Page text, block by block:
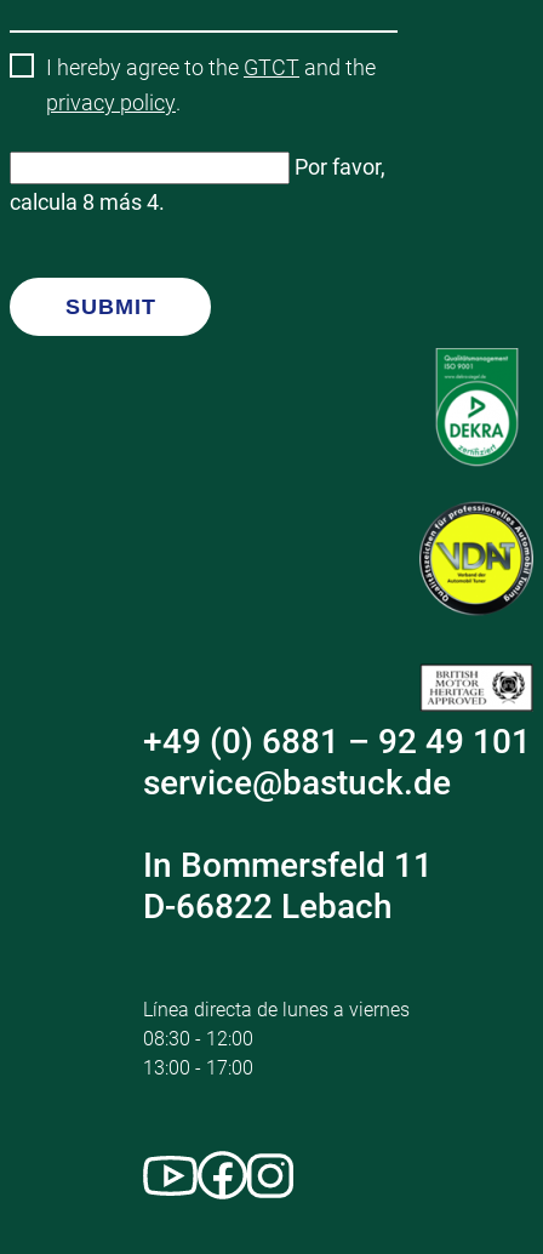
I hereby agree to the GTCT and the
privacy policy.
Por favor,
calcula 8 más 4.
SUBMIT
+49 (0) 6881 – 92 49 101
service@bastuck.de
In Bommersfeld 11
D-66822 Lebach
Línea directa de lunes a viernes
08:30 - 12:00
13:00 - 17:00